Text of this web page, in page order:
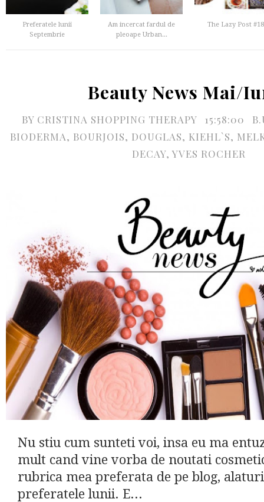
Preferatele lunii
Septembrie
Am incercat fardul de
pleoape Urban...
The Lazy Post #18
Beauty News Mai/
BY CRISTINA SHOPPING THERAPY 15:58:00
BIODERMA, BOURJOIS, DOUGLAS, KIEHL`S,
DECAY, YVES ROCHER
Nu stiu cum sunteti voi, insa eu ma
mult cand vine vorba de noutati
rubrica mea preferata de pe blog, alaturi
preferatele lunii. E...